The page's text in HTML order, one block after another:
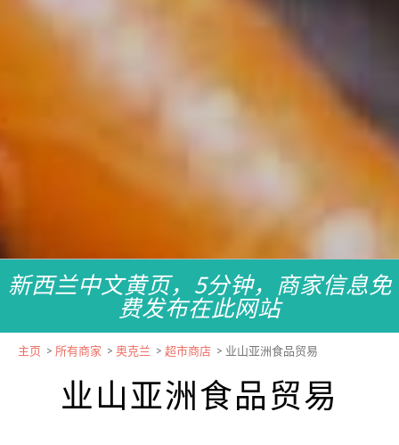
新西兰中文黄页，5分钟，商家信息免
费发布在此网站
主页 > 所有商家 > 奥克兰 > 超市商店 > 业山亚洲食品贸易
业山亚洲食品贸易